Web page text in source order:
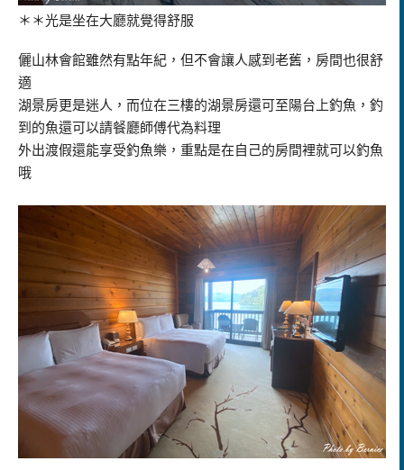
＊＊光是坐在大廳就覺得舒服
儷山林會館雖然有點年紀，但不會讓人感到老舊，房間也很舒
適
湖景房更是迷人，而位在三樓的湖景房還可至陽台上釣魚，釣
到的魚還可以請餐廳師傅代為料理
外出渡假還能享受釣魚樂，重點是在自己的房間裡就可以釣魚
哦